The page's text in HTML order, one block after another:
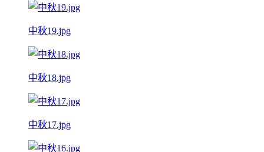
中秋19.jpg
中秋18.jpg
中秋17.jpg